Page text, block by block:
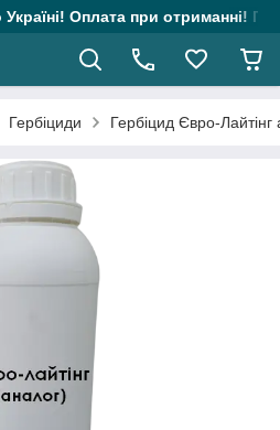
Оплата при отриманні!
Гербіциди Гербіцид Євро-